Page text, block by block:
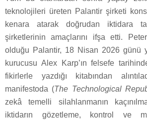
teknolojileri üreten Palantir şirketi
kenara atarak doğrudan iktidara
şirketlerinin amaçlarını ifşa etti.
olduğu Palantir, 18 Nisan 2026 günü
kurucusu Alex Karp’ın felsefe
fikirlerle yazdığı kitabından
manifestoda (The Technological
zekâ temelli silahlanmanın
iktidarın gözetleme, kontrol ve